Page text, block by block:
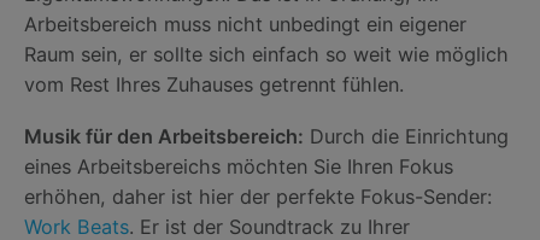
Arbeitsbereich muss nicht unbedingt ein eigener
Raum sein, er sollte sich einfach so weit wie möglich
vom Rest Ihres Zuhauses getrennt fühlen.
Musik für den Arbeitsbereich: Durch die Einrichtung
eines Arbeitsbereichs möchten Sie Ihren Fokus
erhöhen, daher ist hier der perfekte Fokus-Sender:
Work Beats. Er ist der Soundtrack zu Ihrer